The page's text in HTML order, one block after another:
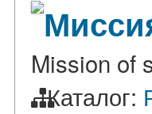
Mission of
Каталог: